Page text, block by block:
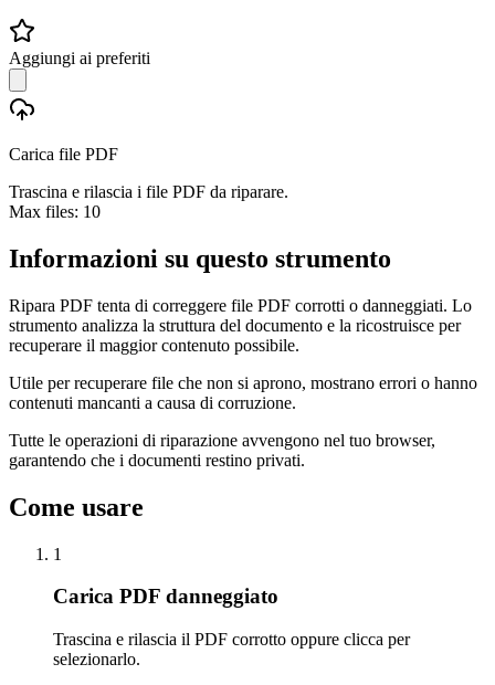
Aggiungi ai preferiti
Carica file PDF
Trascina e rilascia i file PDF da riparare.
Max files: 10
Informazioni su questo strumento
Ripara PDF tenta di correggere file PDF corrotti o danneggiati. Lo
strumento analizza la struttura del documento e la ricostruisce per
recuperare il maggior contenuto possibile.
Utile per recuperare file che non si aprono, mostrano errori o hanno
contenuti mancanti a causa di corruzione.
Tutte le operazioni di riparazione avvengono nel tuo browser,
garantendo che i documenti restino privati.
Come usare
1
Carica PDF danneggiato
Trascina e rilascia il PDF corrotto oppure clicca per
selezionarlo.